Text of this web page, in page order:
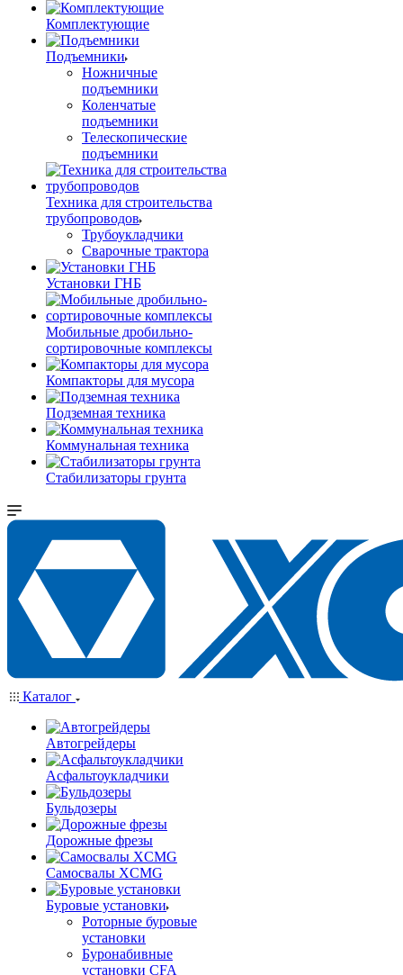
Комплектующие
Подъемники
Ножничные
подъемники
Коленчатые
подъемники
Телескопические
подъемники
Техника для строительства
трубопроводов
Трубоукладчики
Сварочные трактора
Установки ГНБ
Мобильные дробильно-
сортировочные комплексы
Компакторы для мусора
Подземная техника
Коммунальная техника
Стабилизаторы грунта
Каталог
Автогрейдеры
Асфальтоукладчики
Бульдозеры
Дорожные фрезы
Самосвалы XCMG
Буровые установки
Роторные буровые
установки
Буронабивные
установки CFA